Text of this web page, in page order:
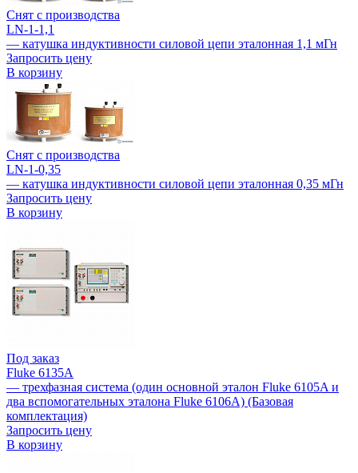
Снят с производства
LN-1-1,1
— катушка индуктивности силовой цепи эталонная 1,1 мГн
Запросить цену
В корзину
Снят с производства
LN-1-0,35
— катушка индуктивности силовой цепи эталонная 0,35 мГн
Запросить цену
В корзину
Под заказ
Fluke 6135A
— трехфазная система (один основной эталон Fluke 6105A и
два вспомогательных эталона Fluke 6106A) (Базовая
комплектация)
Запросить цену
В корзину